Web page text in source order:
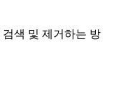
색 및 제거하는 방